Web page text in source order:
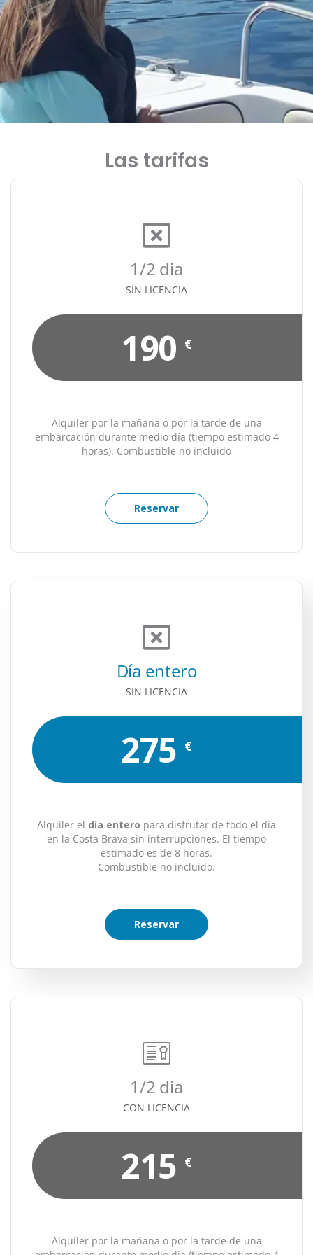
Las tarifas
1/2 dia
SIN LICENCIA
190 €
Alquiler por la mañana o por la tarde de una
embarcación durante medio día (tiempo estimado 4
horas). Combustible no incluido
Reservar
Día entero
SIN LICENCIA
275 €
Alquiler el día entero para disfrutar de todo el día
en la Costa Brava sin interrupciones. El tiempo
estimado es de 8 horas.
Combustible no incluido.
Reservar
1/2 dia
CON LICENCIA
215 €
Alquiler por la mañana o por la tarde de una